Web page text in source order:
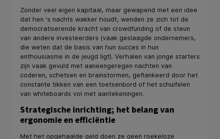
Zonder veel eigen kapitaal, maar gewapend met een idee
dat hen 's nachts wakker houdt, wenden ze zich tot de
democratiserende kracht van crowdfunding of de steun
van andere investeerders (vaak geslaagde ondernemers,
die weten dat de basis van hun succes in hun
enthousiasme in de jeugd ligt). Verhalen van jonge starters
zijn vaak gevuld met aaneengeregen nachten van
coderen, schetsen en brainstormen, geflankeerd door het
constante tikken van een toetsenbord of het schuifelen
van whiteboards vol met aantekeningen.
Strategische inrichting; het belang van
ergonomie en efficiëntie
Met het opgehaalde geld doen ze geen roekeloze